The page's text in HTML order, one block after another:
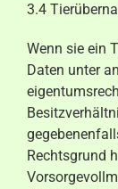
3.4
Wenn sie ein
Daten unter
Rechtsgrund